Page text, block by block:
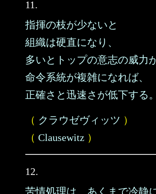
11.
指揮の枝が少ないと
組織は硬直になり、
多いとトップの意志の威力
命令系統が複雑になれば、
正確さと迅速さが低下する。
（ クラウゼヴィッツ ）
（ Clausewitz ）
12.
苦情処理は、あくまで冷静